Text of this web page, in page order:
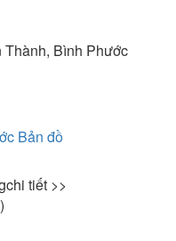
Thành, Bình Phước
Bản đồ
chi tiết >>